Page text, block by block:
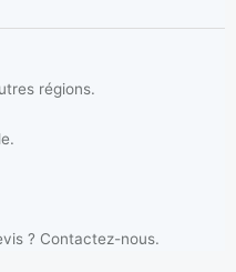
régions.
? Contactez-nous.